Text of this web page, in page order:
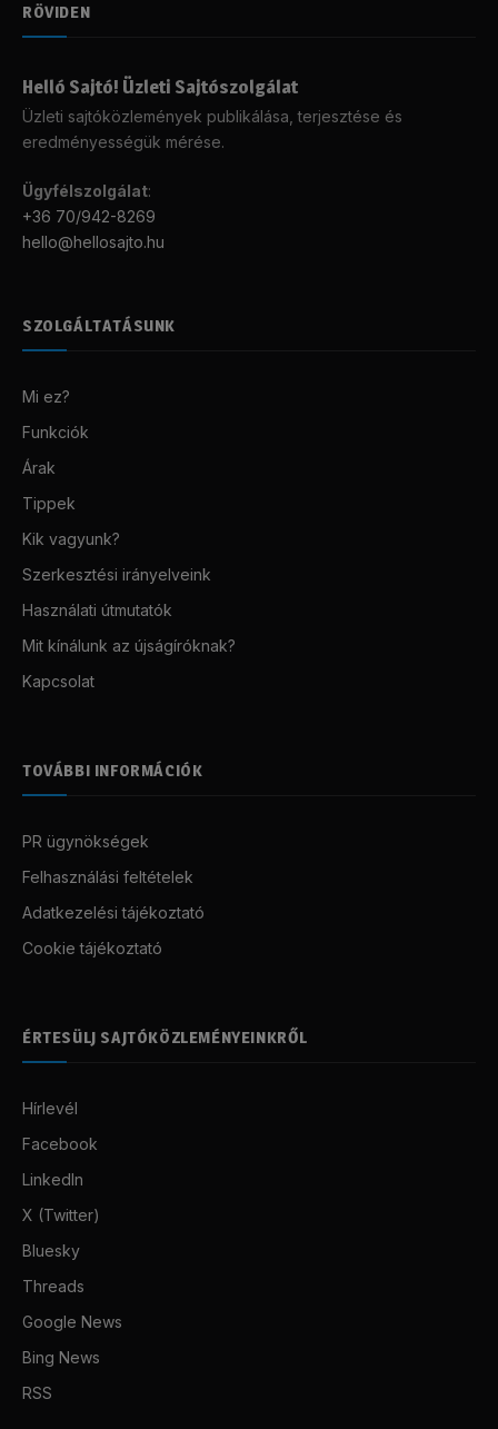
RÖVIDEN
Helló Sajtó! Üzleti Sajtószolgálat
Üzleti sajtóközlemények publikálása, terjesztése és
eredményességük mérése.
Ügyfélszolgálat:
+36 70/942-8269
hello@hellosajto.hu
SZOLGÁLTATÁSUNK
Mi ez?
Funkciók
Árak
Tippek
Kik vagyunk?
Szerkesztési irányelveink
Használati útmutatók
Mit kínálunk az újságíróknak?
Kapcsolat
TOVÁBBI INFORMÁCIÓK
PR ügynökségek
Felhasználási feltételek
Adatkezelési tájékoztató
Cookie tájékoztató
ÉRTESÜLJ SAJTÓKÖZLEMÉNYEINKRŐL
Hírlevél
Facebook
LinkedIn
X (Twitter)
Bluesky
Threads
Google News
Bing News
RSS